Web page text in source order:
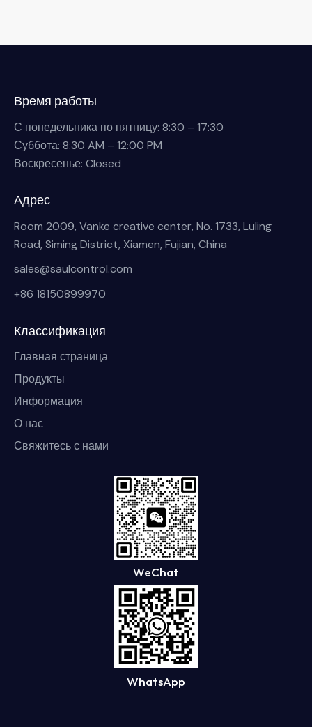
Время работы
С понедельника по пятницу: 8:30 – 17:30
Суббота: 8:30 AM – 12:00 PM
Воскресенье: Closed
Адрес
Room 2009, Vanke creative center, No. 1733, Luling
Road, Siming District, Xiamen, Fujian, China
sales@saulcontrol.com
+86 18150899970
Классификация
Главная страница
Продукты
Информация
О нас
Свяжитесь с нами
WeChat
WhatsApp